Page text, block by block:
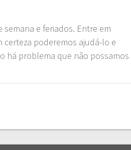
e feriados. Entre em
certeza poderemos ajudá-lo e
há problema que não possamos